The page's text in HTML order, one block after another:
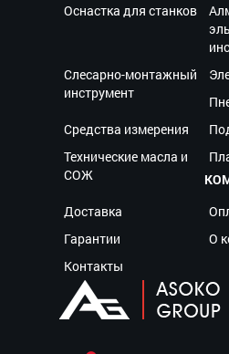
Оснастка для станков
Слесарно-монтажный
инструмент
Средства измерения
Технические масла и
СОЖ
Доставка
Гарантии
О
Контакты